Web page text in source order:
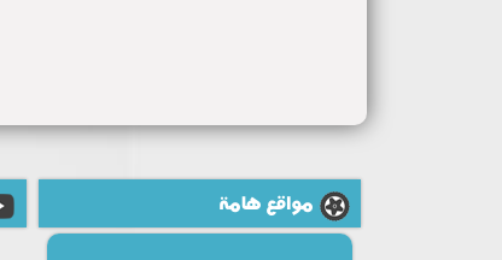
مواقع هامة